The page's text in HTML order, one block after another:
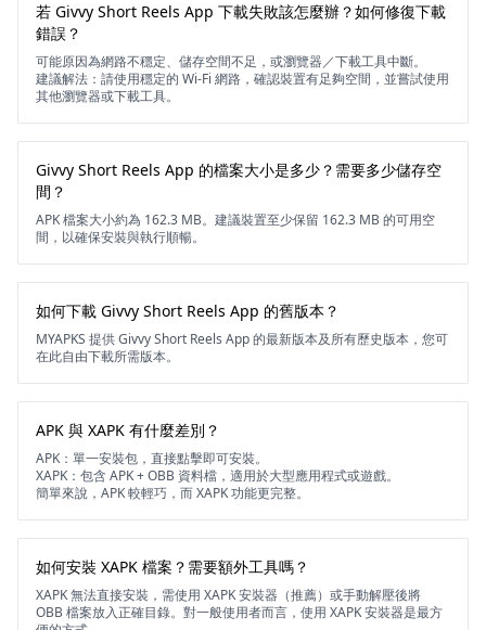
若 Givvy Short Reels App 下載失敗該怎麼辦？如何修復下載
錯誤？
可能原因為網路不穩定、儲存空間不足，或瀏覽器／下載工具中斷。
建議解法：請使用穩定的 Wi-Fi 網路，確認裝置有足夠空間，並嘗試使用
其他瀏覽器或下載工具。
Givvy Short Reels App 的檔案大小是多少？需要多少儲存空
間？
APK 檔案大小約為 162.3 MB。建議裝置至少保留 162.3 MB 的可用空
間，以確保安裝與執行順暢。
如何下載 Givvy Short Reels App 的舊版本？
MYAPKS 提供 Givvy Short Reels App 的最新版本及所有歷史版本，您可
在此自由下載所需版本。
APK 與 XAPK 有什麼差別？
APK：單一安裝包，直接點擊即可安裝。
XAPK：包含 APK + OBB 資料檔，適用於大型應用程式或遊戲。
簡單來說，APK 較輕巧，而 XAPK 功能更完整。
如何安裝 XAPK 檔案？需要額外工具嗎？
XAPK 無法直接安裝，需使用 XAPK 安裝器（推薦）或手動解壓後將
OBB 檔案放入正確目錄。對一般使用者而言，使用 XAPK 安裝器是最方